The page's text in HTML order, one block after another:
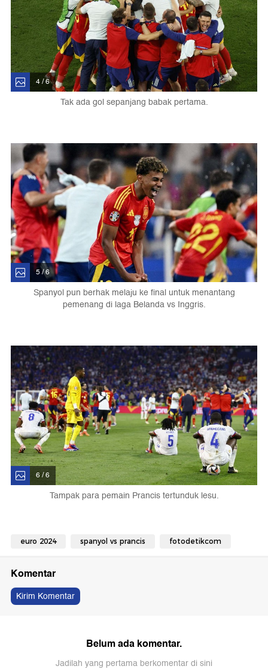
4 / 6
Tak ada gol sepanjang babak pertama.
5 / 6
Spanyol pun berhak melaju ke final untuk menantang
pemenang di laga Belanda vs Inggris.
6 / 6
Tampak para pemain Prancis tertunduk lesu.
euro 2024 spanyol vs prancis fotodetikcom
Komentar
Kirim Komentar
Belum ada komentar.
Jadilah yang pertama berkomentar di sini